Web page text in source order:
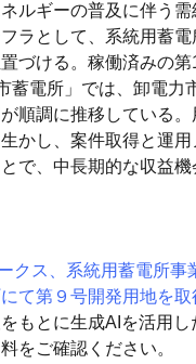
ルギーの普及に伴う需
ラとして、系統用蓄電
づける。稼働済みの第
蓄電所」では、卸電力
順調に推移している。
かし、案件取得と運用
で、中長期的な収益機
クス、系統用蓄電所事
て第９号開発用地を取
もとに生成AIを活用し
をご確認ください。